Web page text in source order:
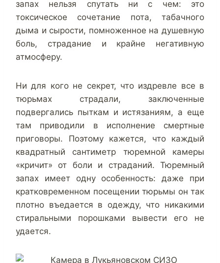
запах нельзя спутать ни с чем: это
токсическое сочетание пота, табачного
дыма и сырости, помноженное на душевную
боль, страдание и крайне негативную
атмосферу.
Ни для кого не секрет, что издревле все в
тюрьмах страдали, заключенные
подвергались пыткам и истязаниям, а еще
там приводили в исполнение смертные
приговоры. Поэтому кажется, что каждый
квадратный сантиметр тюремной камеры
«кричит» от боли и страданий. Тюремный
запах имеет одну особенность: даже при
кратковременном посещении тюрьмы он так
плотно въедается в одежду, что никакими
стиральными порошками вывести его не
удается.